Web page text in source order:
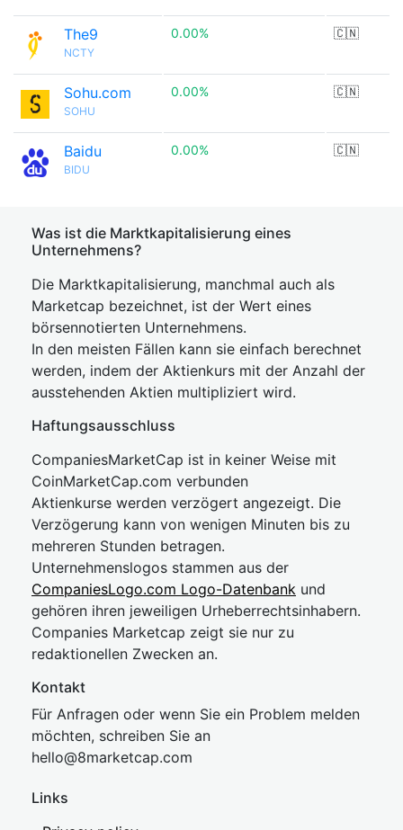
The9
NCTY
0.00% 🇨🇳
Sohu.com
SOHU
0.00% 🇨🇳
Baidu
BIDU
0.00% 🇨🇳
Was ist die Marktkapitalisierung eines
Unternehmens?
Die Marktkapitalisierung, manchmal auch als
Marketcap bezeichnet, ist der Wert eines
börsennotierten Unternehmens.
In den meisten Fällen kann sie einfach berechnet
werden, indem der Aktienkurs mit der Anzahl der
ausstehenden Aktien multipliziert wird.
Haftungsausschluss
CompaniesMarketCap ist in keiner Weise mit
CoinMarketCap.com verbunden
Aktienkurse werden verzögert angezeigt. Die
Verzögerung kann von wenigen Minuten bis zu
mehreren Stunden betragen.
Unternehmenslogos stammen aus der
CompaniesLogo.com Logo-Datenbank und
gehören ihren jeweiligen Urheberrechtsinhabern.
Companies Marketcap zeigt sie nur zu
redaktionellen Zwecken an.
Kontakt
Für Anfragen oder wenn Sie ein Problem melden
möchten, schreiben Sie an
hello@8marketcap.com
Links